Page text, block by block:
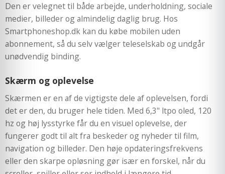
Den er velegnet til både arbejde, underholdning, sociale
medier, billeder og almindelig daglig brug. Hos
Smartphoneshop.dk kan du købe mobilen uden
abonnement, så du selv vælger teleselskab og undgår
unødvendig binding.
Skærm og oplevelse
Skærmen er en af de vigtigste dele af oplevelsen, fordi
det er den, du bruger hele tiden. Med 6,3" ltpo oled, 120
hz og høj lysstyrke får du en visuel oplevelse, der
fungerer godt til alt fra beskeder og nyheder til film,
navigation og billeder. Den høje opdateringsfrekvens
eller den skarpe opløsning gør især en forskel, når du